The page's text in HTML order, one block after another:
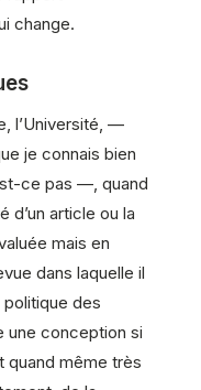
change.
l’Université, —
je connais bien
ce pas —, quand
d’un article ou la
mais en
dans laquelle il
des
une conception si
quand même très